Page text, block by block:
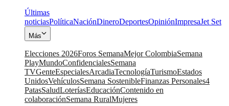
Últimas
noticiasPolíticaNaciónDineroDeportesOpiniónImpresaJet Set
Más
Elecciones 2026Foros SemanaMejor ColombiaSemana
PlayMundoConfidencialesSemana
TVGenteEspecialesArcadiaTecnologíaTurismoEstados
UnidosVehículosSemana SostenibleFinanzas Personales4
PatasSaludLoteríasEducaciónContenido en
colaboraciónSemana RuralMujeres